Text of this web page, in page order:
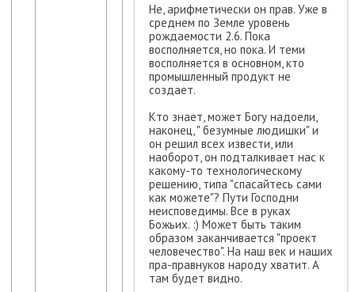
Не, арифметически он прав. Уже в
среднем по Земле уровень
рождаемости 2.6. Пока
восполняется, но пока. И теми
восполняется в основном, кто
промышленный продукт не
создает.
Кто знает, может Богу надоели,
наконец, " безумные людишки" и
он решил всех извести, или
наоборот, он подталкивает нас к
какому-то технологическому
решению, типа "спасайтесь сами
как можете"? Пути Господни
неисповедимы. Все в руках
Божьих. :) Может быть таким
образом заканчивается "проект
человечество". На наш век и наших
пра-правнуков народу хватит. А
там будет видно.